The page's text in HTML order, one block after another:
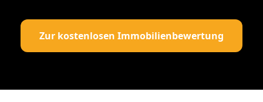
Zur kostenlosen Immobilienbewertung